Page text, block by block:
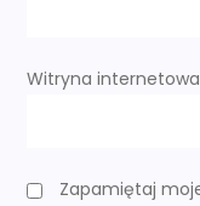
Witryna internetowa
Zapamiętaj